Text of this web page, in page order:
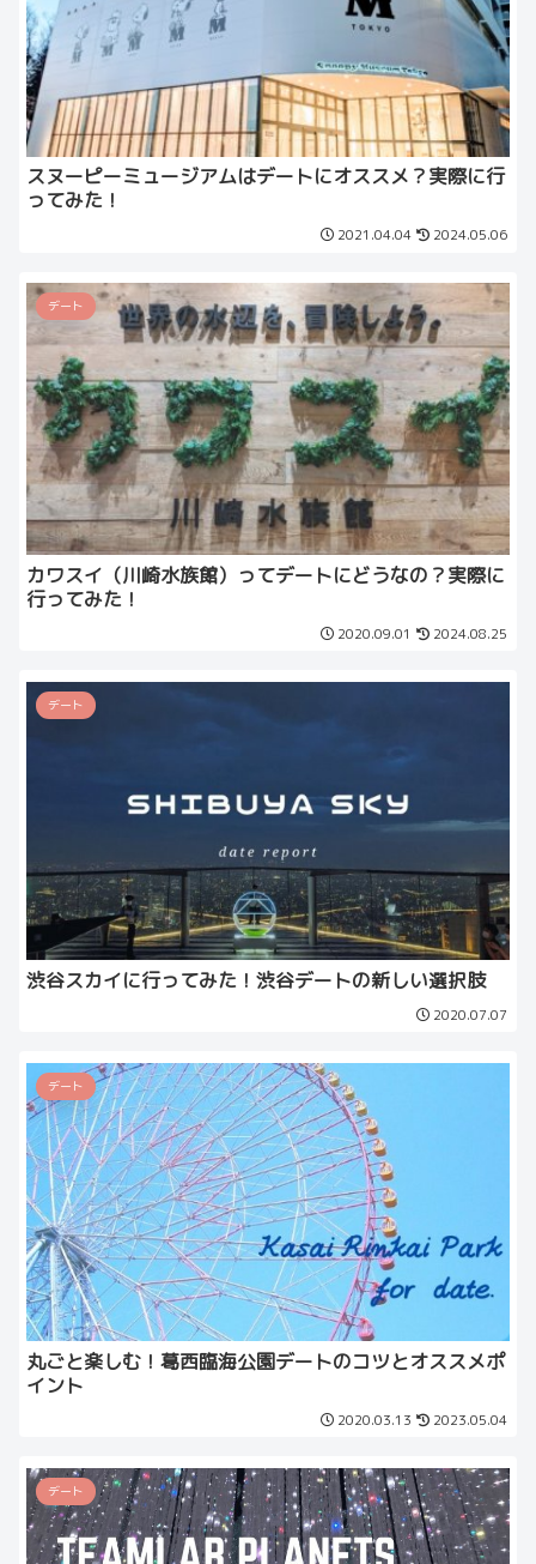
スヌーピーミュージアムはデートにオススメ？実際に行
ってみた！
2021.04.04 2024.05.06
デート
カワスイ（川崎水族館）ってデートにどうなの？実際に
行ってみた！
2020.09.01 2024.08.25
デート
渋谷スカイに行ってみた！渋谷デートの新しい選択肢
2020.07.07
デート
丸ごと楽しむ！葛西臨海公園デートのコツとオススメポ
イント
2020.03.13 2023.05.04
デート